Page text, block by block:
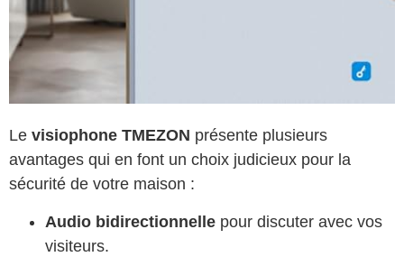
Le visiophone TMEZON présente plusieurs
avantages qui en font un choix judicieux pour la
sécurité de votre maison :
Audio bidirectionnelle pour discuter avec vos
visiteurs.